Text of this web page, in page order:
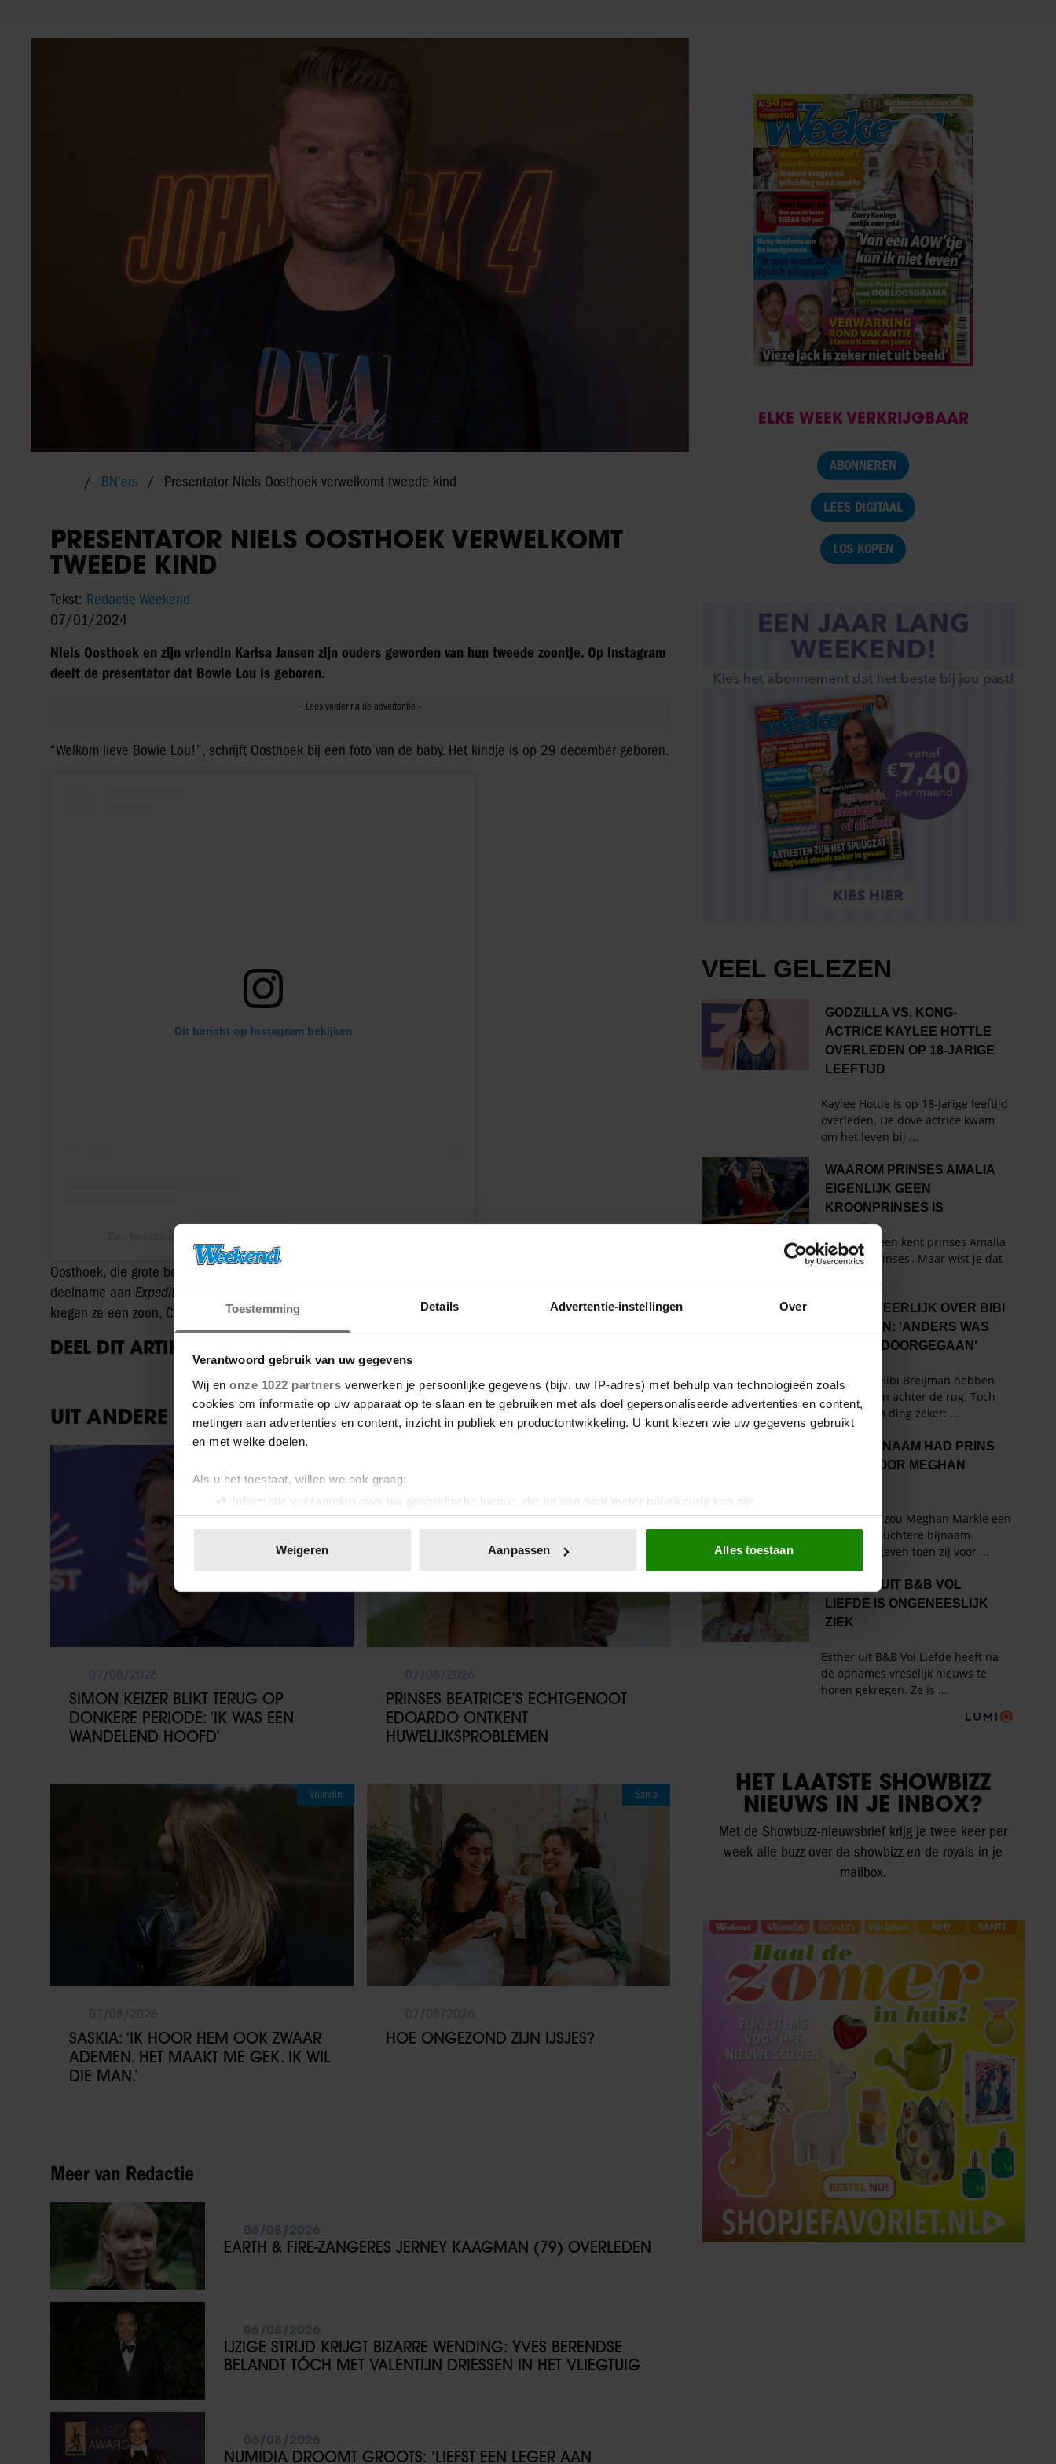
Toestemming Details Advertentie-instellingen Over
Verantwoord gebruik van uw gegevens
Wij en onze 1022 partners verwerken je persoonlijke gegevens (bijv. uw IP-adres) met behulp van technologieën zoals
cookies om informatie op uw apparaat op te slaan en te gebruiken met als doel gepersonaliseerde advertenties en content,
metingen aan advertenties en content, inzicht in publiek en productontwikkeling. U kunt kiezen wie uw gegevens gebruikt
en met welke doelen.
Als u het toestaat, willen we ook graag:
Informatie verzamelen over uw geografische locatie, die tot een paar meter nauwkeurig kan zijn
Uw apparaat identificeren door het actief te scannen op specifieke eigenschappen (fingerprinting)
toestemming op elk moment wijzigen of intrekken in de Cookieverklaring.
We gebruiken cookies om content en advertenties te personaliseren, om functies voor social media te bieden en om ons
websiteverkeer te analyseren. Ook delen we informatie over uw gebruik van onze site met onze partners voor social
media, adverteren en analyse. Deze partners kunnen deze gegevens combineren met andere informatie die u aan ze heeft
verstrekt of die ze hebben verzameld op basis van uw gebruik van hun services. U gaat akkoord met onze cookies als u
Weigeren Aanpassen Alles toestaan
BN'ers Presentator Niels Oosthoek verwelkomt tweede kind
PRESENTATOR NIELS OOSTHOEK VERWELKOMT
TWEEDE KIND
Tekst: Redactie Weekend
07/01/2024
Niels Oosthoek en zijn vriendin Karisa Jansen zijn ouders geworden van hun tweede zoontje. Op Instagram
deelt de presentator dat Bowie Lou is geboren.
“Welkom lieve Bowie Lou!”, schrijft Oosthoek bij een foto van de baby. Het kindje is op 29 december geboren.
Dit bericht op Instagram bekijken
Oosthoek, die grote bekendheid kreeg met het inmiddels verkochte YouTube-kanaal
deelname aan Expeditie Robinson
kregen ze een zoon, Charley.
DEEL DIT ARTIKEL OP SOCIAL MEDIA!
UIT ANDERE MEDIA
SIMON KEIZER BLIKT TERUG OP
DONKERE PERIODE: ‘IK WAS EEN
WANDELEND HOOFD’
PRINSES BEATRICE’S ECHTGENOOT
EDOARDO ONTKENT
HUWELIJKSPROBLEMEN
Vriendin
SASKIA: ‘IK HOOR HEM OOK ZWAAR
ADEMEN. HET MAAKT ME GEK. IK WIL
DIE MAN.’
Sante
HOE ONGEZOND ZIJN IJSJES?
Meer van Redactie
EARTH & FIRE-ZANGERES JERNEY KAAGMAN (79) OVERLEDEN
IJZIGE STRIJD KRIJGT BIZARRE WENDING: YVES BERENDSE
BELANDT TÓCH MET VALENTIJN DRIESSEN IN HET VLIEGTUIG
NUMIDIA DROOMT GROOTS: ‘LIEFST EEN LEGER AAN
ELKE WEEK VERKRIJGBAAR
ABONNEREN
LEES DIGITAAL
LOS KOPEN
HET LAATSTE SHOWBIZZ
NIEUWS IN JE INBOX?
Met de Showbuzz-nieuwsbrief krijg je twee keer per
week alle buzz over de showbizz en de royals in je
mailbox.